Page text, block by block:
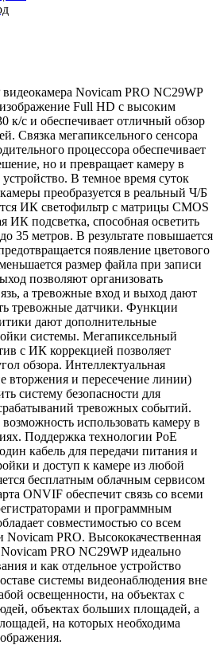
видеокамера Novicam PRO NC29WP
изображение Full HD с высоким
к/с и обеспечивает отличный обзор
Связка мегапиксельного сенсора
процессора обеспечивает
но и превращает камеру в
В темное время суток
преобразуется в реальный Ч/Б
ИК светофильтр с матрицы CMOS
ИК подсветка, способная осветить
35 метров. В результате повышается
появление цветового
размер файла при записи
позволяют организовать
а тревожные вход и выход дают
тревожные датчики. Функции
дают дополнительные
системы. Мегапиксельный
с ИК коррекцией позволяет
обзора. Интеллектуальная
вторжения и пересечение линии)
систему безопасности для
тревожных событий.
использовать камеру в
Поддержка технологии РоЕ
кабель для передачи питания и
и доступ к камере из любой
бесплатным облачным сервисом
ONVIF обеспечит связь со всеми
и программным
совместимостью со всем
Novicam PRO. Высококачественная
PRO NC29WP идеально
и как отдельное устройство
системы видеонаблюдения вне
освещенности, на объектах с
объектах больших площадей, а
на которых необходима